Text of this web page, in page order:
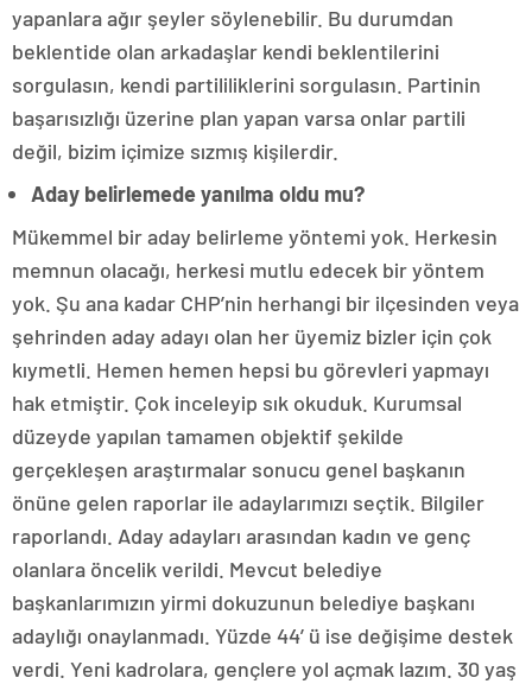
yapanlara ağır şeyler söylenebilir. Bu durumdan
beklentide olan arkadaşlar kendi beklentilerini
sorgulasın, kendi partililiklerini sorgulasın. Partinin
başarısızlığı üzerine plan yapan varsa onlar partili
değil, bizim içimize sızmış kişilerdir.
Aday belirlemede yanılma oldu mu?
Mükemmel bir aday belirleme yöntemi yok. Herkesin
memnun olacağı, herkesi mutlu edecek bir yöntem
yok. Şu ana kadar CHP’nin herhangi bir ilçesinden veya
şehrinden aday adayı olan her üyemiz bizler için çok
kıymetli. Hemen hemen hepsi bu görevleri yapmayı
hak etmiştir. Çok inceleyip sık okuduk. Kurumsal
düzeyde yapılan tamamen objektif şekilde
gerçekleşen araştırmalar sonucu genel başkanın
önüne gelen raporlar ile adaylarımızı seçtik. Bilgiler
raporlandı. Aday adayları arasından kadın ve genç
olanlara öncelik verildi. Mevcut belediye
başkanlarımızın yirmi dokuzunun belediye başkanı
adaylığı onaylanmadı. Yüzde 44’ ü ise değişime destek
verdi. Yeni kadrolara, gençlere yol açmak lazım. 30 yaş